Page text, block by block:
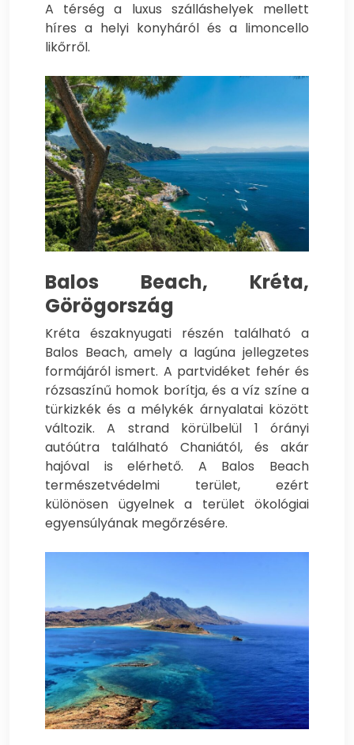
A térség a luxus szálláshelyek mellett
híres a helyi konyháról és a limoncello
likőrről.
Balos Beach, Kréta,
Görögország
Kréta északnyugati részén található a
Balos Beach, amely a lagúna jellegzetes
formájáról ismert. A partvidéket fehér és
rózsaszínű homok borítja, és a víz színe a
türkizkék és a mélykék árnyalatai között
változik. A strand körülbelül 1 órányi
autóútra található Chaniától, és akár
hajóval is elérhető. A Balos Beach
természetvédelmi terület, ezért
különösen ügyelnek a terület ökológiai
egyensúlyának megőrzésére.